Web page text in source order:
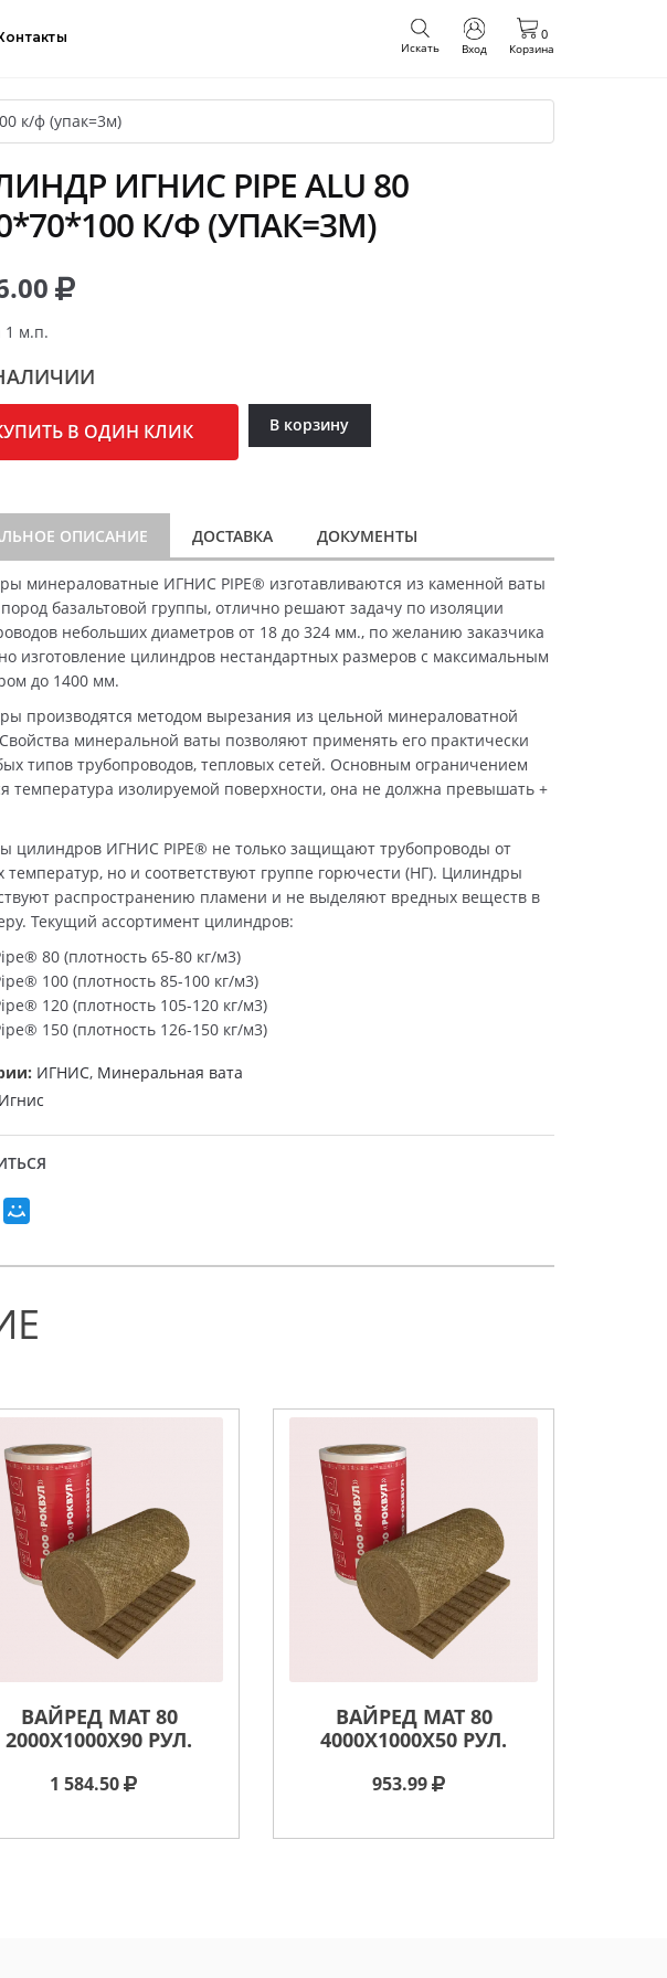
0
Корзина
Вход
Искать
к/ф (упак=3м)
ИГНИС PIPE ALU 80
К/Ф (УПАК=3М)
1 м.п.
В корзину
В ОДИН КЛИК
ОПИСАНИЕ ДОСТАВКА ДОКУМЕНТЫ
минераловатные ИГНИС PIPE® изготавливаются из каменной ваты
базальтовой группы, отлично решают задачу по изоляции
небольших диаметров от 18 до 324 мм., по желанию заказчика
изготовление цилиндров нестандартных размеров с максимальным
до 1400 мм.
производятся методом вырезания из цельной минераловатной
минеральной ваты позволяют применять его практически
типов трубопроводов, тепловых сетей. Основным ограничением
температура изолируемой поверхности, она не должна превышать +
цилиндров ИГНИС PIPE® не только защищают трубопроводы от
температур, но и соответствуют группе горючести (НГ). Цилиндры
распространению пламени и не выделяют вредных веществ в
Текущий ассортимент цилиндров:
80 (плотность 65-80 кг/м3)
100 (плотность 85-100 кг/м3)
120 (плотность 105-120 кг/м3)
150 (плотность 126-150 кг/м3)
ИГНИС, Минеральная вата
Игнис
ВАЙРЕД МАТ 80
2000X1000X90 РУЛ.
1 584.50
ВАЙРЕД МАТ 80
4000X1000X50 РУЛ.
953.99